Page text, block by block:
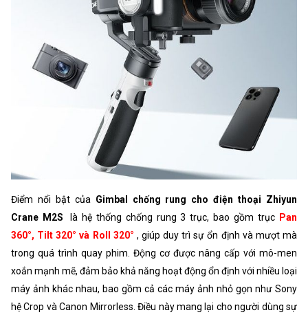
Điểm nổi bật của Gimbal chống rung cho điện thoại Zhiyun
Crane M2S
là hệ thống chống rung 3 trục, bao gồm trục Pan
360°, Tilt 320° và Roll 320° , giúp duy trì sự ổn định và mượt mà
trong quá trình quay phim. Động cơ được nâng cấp với mô-men
xoắn mạnh mẽ, đảm bảo khả năng hoạt động ổn định với nhiều loại
máy ảnh khác nhau, bao gồm cả các máy ảnh nhỏ gọn như Sony
hệ Crop và Canon Mirrorless. Điều này mang lại cho người dùng sự